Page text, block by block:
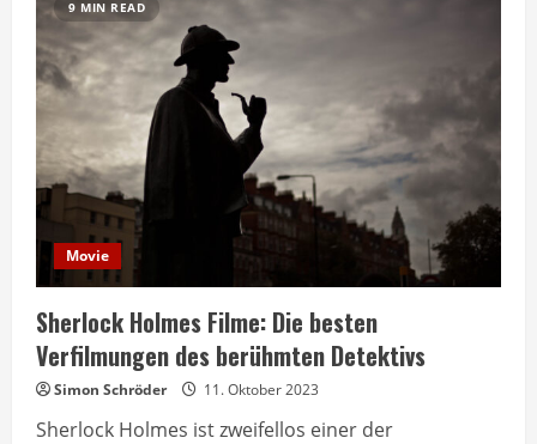
Lawrence:
Eine
Zusammenfassung
ihrer
besten
Rollen
9 MIN READ
Movie
Sherlock Holmes Filme: Die besten
Verfilmungen des berühmten Detektivs
Simon Schröder 11. Oktober 2023
Sherlock Holmes ist zweifellos einer der